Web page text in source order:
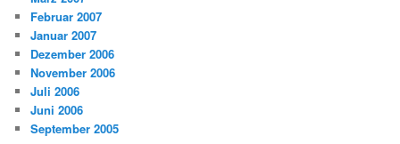
Februar 2007
Januar 2007
Dezember 2006
November 2006
Juli 2006
Juni 2006
September 2005